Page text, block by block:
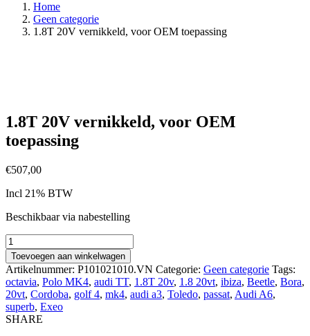
Home
Geen categorie
1.8T 20V vernikkeld, voor OEM toepassing
1.8T 20V vernikkeld, voor OEM
toepassing
€507,00
Incl 21% BTW
Beschikbaar via nabestelling
1.8T
20V
vernikkeld,
voor
OEM
toepassing
aantal
Toevoegen aan winkelwagen
Artikelnummer: P101021010.VN Categorie: Geen categorie Tags:
octavia, Polo MK4, audi TT, 1.8T 20v, 1.8 20vt, ibiza, Beetle, Bora,
20vt, Cordoba, golf 4, mk4, audi a3, Toledo, passat, Audi A6,
superb, Exeo
SHARE